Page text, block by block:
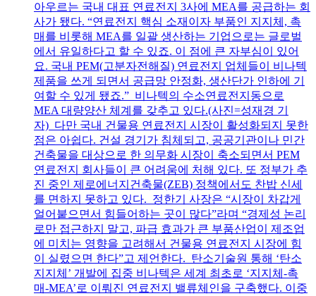
아우르는 국내 대표 연료전지 3사에 MEA를 공급하는 회
사가 됐다. “연료전지 핵심 소재이자 부품인 지지체, 촉
매를 비롯해 MEA를 일괄 생산하는 기업으로는 글로벌
에서 유일하다고 할 수 있죠. 이 점에 큰 자부심이 있어
요. 국내 PEM(고분자전해질) 연료전지 업체들이 비나텍
제품을 쓰게 되면서 공급망 안정화, 생산단가 인하에 기
여할 수 있게 됐죠.” 비나텍의 수소연료전지동으로
MEA 대량양산 체계를 갖추고 있다.(사진=성재경 기
자) 다만 국내 건물용 연료전지 시장이 활성화되지 못한
점은 아쉽다. 건설 경기가 침체되고, 공공기관이나 민간
건축물을 대상으로 한 의무화 시장이 축소되면서 PEM
연료전지 회사들이 큰 어려움에 처해 있다. 또 정부가 추
진 중인 제로에너지건축물(ZEB) 정책에서도 찬밥 신세
를 면하지 못하고 있다. 정한기 사장은 “시장이 차갑게
얼어붙으면서 힘들어하는 곳이 많다”라며 “경제성 논리
로만 접근하지 말고, 파급 효과가 큰 부품산업이 제조업
에 미치는 영향을 고려해서 건물용 연료전지 시장에 힘
이 실렸으면 한다”고 제언한다. 탄소기술원 통해 ‘탄소
지지체’ 개발에 집중 비나텍은 세계 최초로 ‘지지체-촉
매-MEA’로 이뤄진 연료전지 밸류체인을 구축했다. 이중